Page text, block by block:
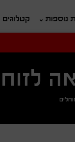
נוספות קטלוגים